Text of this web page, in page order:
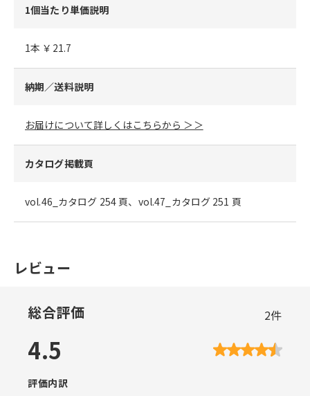
1個当たり単価説明
1本 ￥21.7
納期／送料説明
お届けについて詳しくはこちらから ＞＞
カタログ掲載頁
vol.46_カタログ 254 頁、vol.47_カタログ 251 頁
レビュー
総合評価 2件
4.5
評価内訳